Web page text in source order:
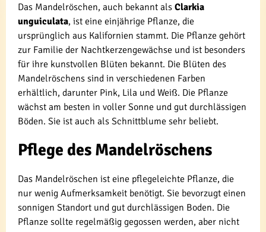
Das Mandelröschen, auch bekannt als Clarkia
unguiculata, ist eine einjährige Pflanze, die
ursprünglich aus Kalifornien stammt. Die Pflanze gehört
zur Familie der Nachtkerzengewächse und ist besonders
für ihre kunstvollen Blüten bekannt. Die Blüten des
Mandelröschens sind in verschiedenen Farben
erhältlich, darunter Pink, Lila und Weiß. Die Pflanze
wächst am besten in voller Sonne und gut durchlässigen
Böden. Sie ist auch als Schnittblume sehr beliebt.
Pflege des Mandelröschens
Das Mandelröschen ist eine pflegeleichte Pflanze, die
nur wenig Aufmerksamkeit benötigt. Sie bevorzugt einen
sonnigen Standort und gut durchlässigen Boden. Die
Pflanze sollte regelmäßig gegossen werden, aber nicht